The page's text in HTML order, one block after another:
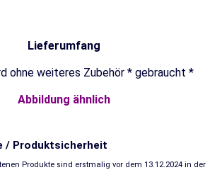
Lieferumfang
ohne weiteres Zubehör * gebraucht *
Abbildung ähnlich
/ Produktsicherheit
Produkte sind erstmalig vor dem 13.12.2024 in der